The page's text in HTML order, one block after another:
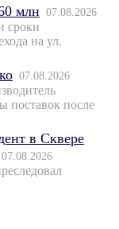
млн 07.08.2026
сроки
на ул.
07.08.2026
поставок после
в Сквере
07.08.2026